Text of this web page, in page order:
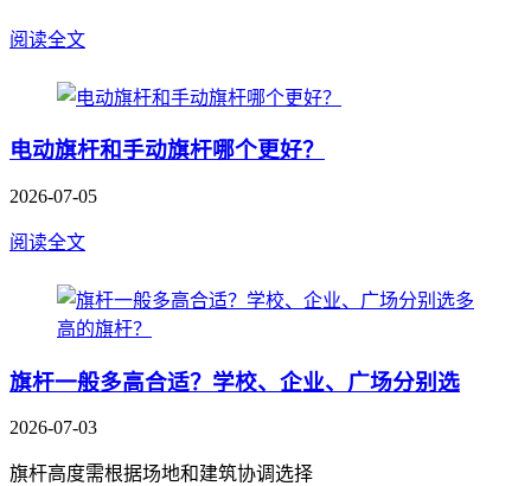
阅读全文
电动旗杆和手动旗杆哪个更好？
2026-07-05
阅读全文
旗杆一般多高合适？学校、企业、广场分别选
2026-07-03
旗杆高度需根据场地和建筑协调选择